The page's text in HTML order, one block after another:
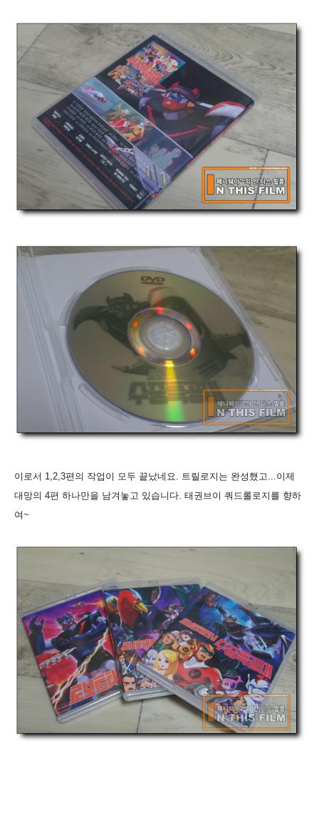
이로서 1,2,3편의 작업이 모두 끝났네요. 트릴로지는 완성했고...이제
대망의 4편 하나만을 남겨놓고 있습니다. 태권브이 쿼드롤로지를 향하
여~